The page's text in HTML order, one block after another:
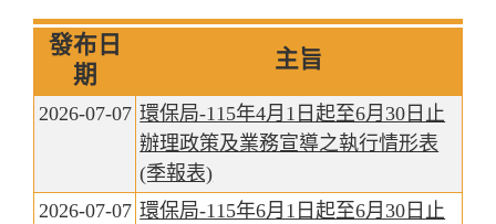
發布日
期
主旨
2026-07-07 環保局-115年4月1日起至6月30日止
辦理政策及業務宣導之執行情形表
(季報表)
2026-07-07 環保局-115年6月1日起至6月30日止